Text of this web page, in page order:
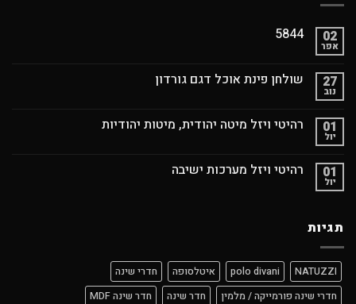
02
אפר
5844
27
נוב
שולחן פינת אוכל דגם גורדון
01
יול
רהיטי ויזל מיטה יהודית, מיטות יהודיות
01
יול
רהיטי ויזל מערכות ישיבה
תגיות
NATUZZI
polo divani איטלסופה
חדרי שינה
חדרי שינה פורמייקה / מלמין
חדר שינה חדר שינה MDF